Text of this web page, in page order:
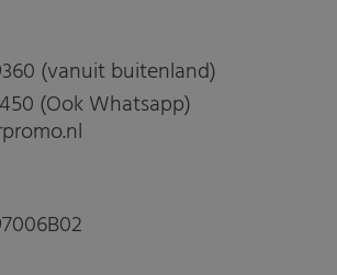
(vanuit buitenland)
(Ook Whatsapp)